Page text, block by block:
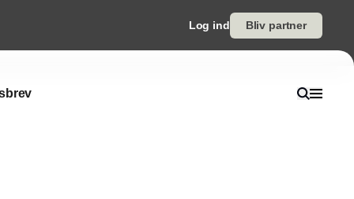
Log ind Bliv partner